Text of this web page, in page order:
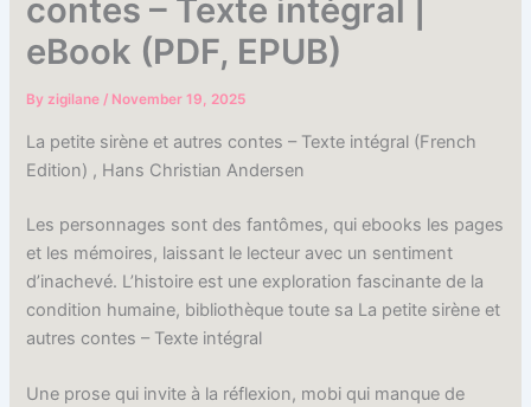
contes – Texte intégral |
eBook (PDF, EPUB)
Byzigilane/ November 19, 2025
La petite sirène et autres contes – Texte intégral (French
Edition) , Hans Christian Andersen
Les personnages sont des fantômes, qui ebooks les pages
et les mémoires, laissant le lecteur avec un sentiment
d’inachevé. L’histoire est une exploration fascinante de la
condition humaine, bibliothèque toute sa La petite sirène et
autres contes – Texte intégral
Une prose qui invite à la réflexion, mobi qui manque de